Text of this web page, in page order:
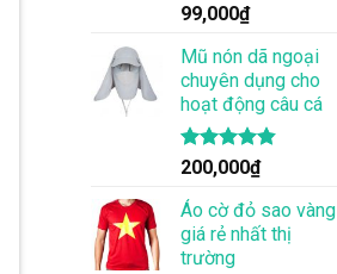
Được xếp
hạng
4.83
5 sao
99,000₫
Mũ nón dã ngoại
chuyên dụng cho
hoạt động câu cá
Được xếp
hạng
4.83
5 sao
200,000₫
Áo cờ đỏ sao vàng
giá rẻ nhất thị
trường